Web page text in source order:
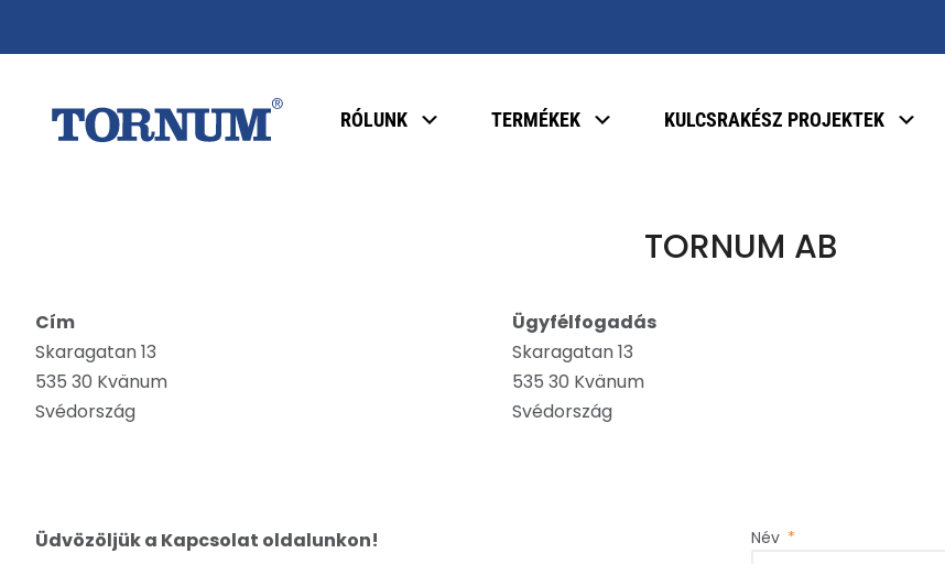
RÓLUNK TERMÉKEK KULCSRAKÉSZ PROJEKTEK
TORNUM AB
Cím
Skaragatan 13
535 30 Kvänum
Svédország
Ügyfélfogadás
Skaragatan 13
535 30 Kvänum
Svédország
Üdvözöljük a Kapcsolat oldalunkon!
Név